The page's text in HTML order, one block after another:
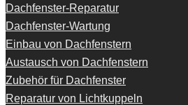
Dachfenster-Reparatur
Dachfenster-Wartung
Einbau von Dachfenstern
Austausch von Dachfenstern
Zubehör für Dachfenster
Reparatur von Lichtkuppeln